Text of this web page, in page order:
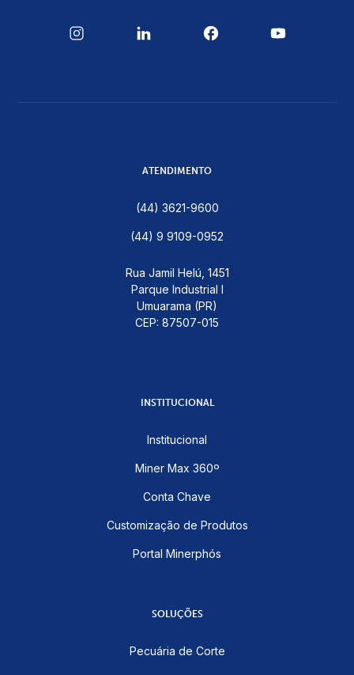
ATENDIMENTO
(44) 3621-9600
(44) 9 9109-0952
Rua Jamil Helú, 1451
Parque Industrial I
Umuarama (PR)
CEP: 87507-015
INSTITUCIONAL
Institucional
Miner Max 360º
Conta Chave
Customização de Produtos
Portal Minerphós
SOLUÇÕES
Pecuária de Corte